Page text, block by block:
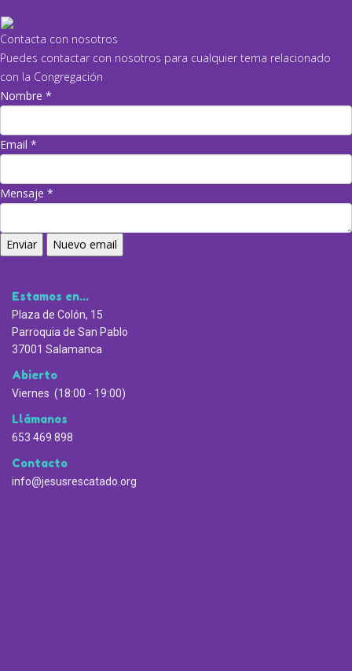
Contacta con nosotros
Puedes contactar con nosotros para cualquier tema relacionado
con la Congregación
Nombre *
Email *
Mensaje *
Estamos en...
Plaza de Colón, 15
Parroquia de San Pablo
37001 Salamanca
Abierto
Viernes (18:00 - 19:00)
Llámanos
653 469 898
Contacto
info@jesusrescatado.org